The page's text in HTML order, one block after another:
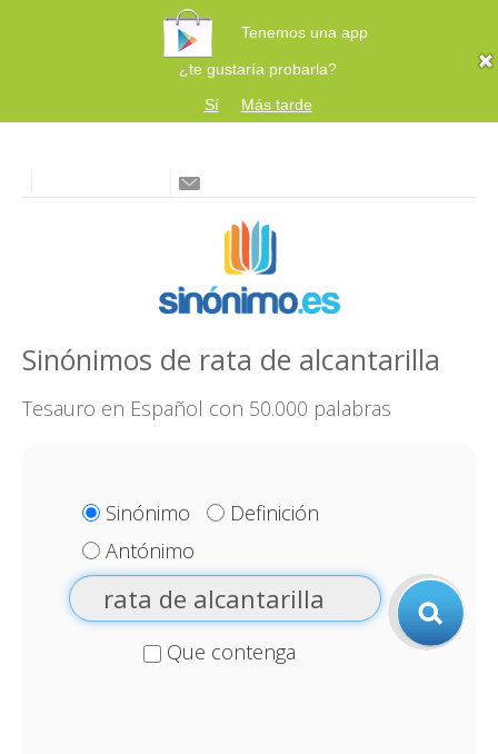
Tenemos una app
¿te gustaría probarla?
Sí
Más tarde
Sinónimos de rata de alcantarilla
Tesauro en Español con 50.000 palabras
Sinónimo
Definición
Antónimo
Que contenga